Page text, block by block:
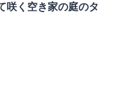
咲く空き家の庭のタ